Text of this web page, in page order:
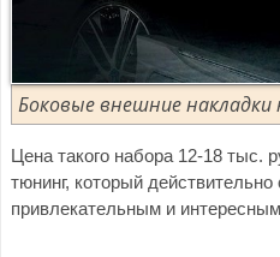
Боковые внешние накладки
Цена такого набора 12-18 тыс.
тюнинг, который
привлекательным и